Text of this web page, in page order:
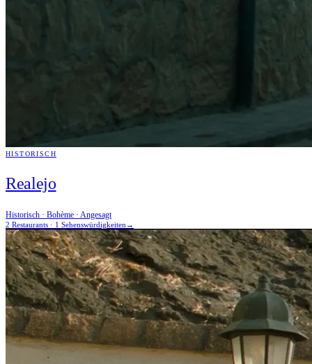
HISTORISCH
Realejo
Historisch · Bohème · Angesagt
2 Restaurants · 1 Sehenswürdigkeiten →